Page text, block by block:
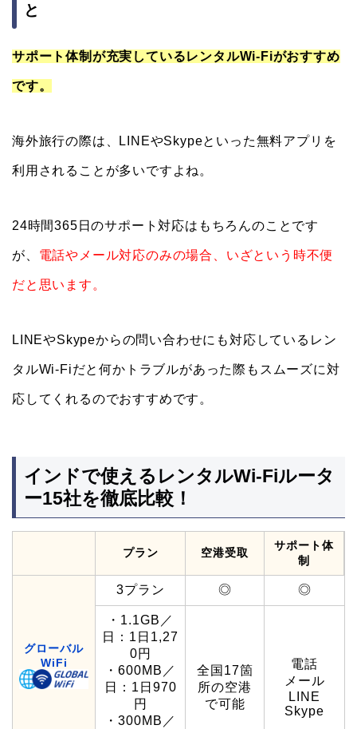
と
サポート体制が充実しているレンタルWi-Fiがおすすめ
です。
海外旅行の際は、LINEやSkypeといった無料アプリを
利用されることが多いですよね。
24時間365日のサポート対応はもちろんのことです
が、 電話やメール対応のみの場合、いざという時不便
だと思います。
LINEやSkypeからの問い合わせにも対応しているレン
タルWi-Fiだと何かトラブルがあった際もスムーズに対
応してくれるのでおすすめです。
インドで使えるレンタルWi-Fiルータ
ー15社を徹底比較！
プラン 空港受取
サポート体
制
グローバル
WiFi
3プラン ◎ ◎
・1.1GB／
日：1日1,27
0円
・600MB／
日：1日970
円
・300MB／
全国17箇
所の空港
で可能
電話
メール
LINE
Skype